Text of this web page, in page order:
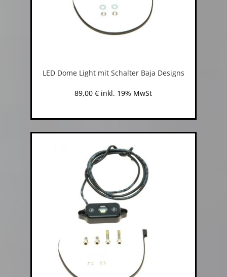
LED Dome Light mit Schalter Baja Designs
89,00€ inkl. 19% MwSt